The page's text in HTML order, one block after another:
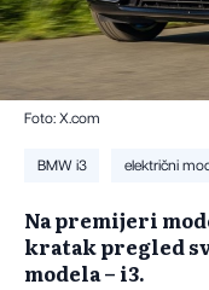
Foto: X.com
BMW i3 električni
Na premijeri
kratak pregled
modela – i3.